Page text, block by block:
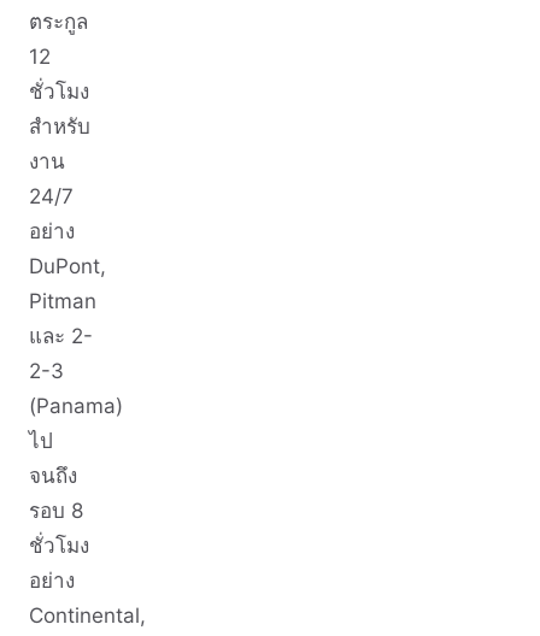
ตระกูล
12
ชั่วโมง
สำหรับ
งาน
24/7
อย่าง
DuPont,
Pitman
และ 2-
2-3
(Panama)
ไป
จนถึง
รอบ 8
ชั่วโมง
อย่าง
Continental,